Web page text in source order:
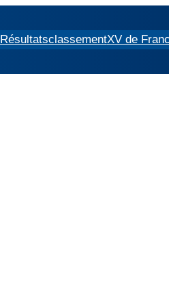
RésultatsclassementXV de